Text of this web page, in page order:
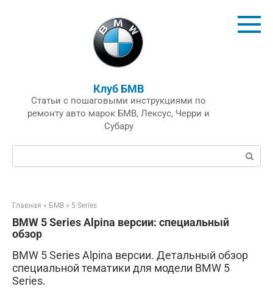
Клуб БМВ
Статьи с пошаговыми инструкциями по
ремонту авто марок БМВ, Лексус, Черри и
Субару
Поиск:
Главная » БМВ » 5 Series
BMW 5 Series Alpina версии: специальный
обзор
BMW 5 Series Alpina версии. Детальный обзор
специальной тематики для модели BMW 5
Series.